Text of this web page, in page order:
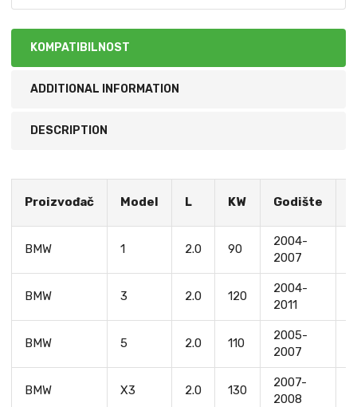
KOMPATIBILNOST
ADDITIONAL INFORMATION
DESCRIPTION
Proizvođač Model L KW Godište
BMW 1 2.0 90
2004-
2007
BMW 3 2.0 120
2004-
2011
BMW 5 2.0 110
2005-
2007
BMW X3 2.0 130
2007-
2008